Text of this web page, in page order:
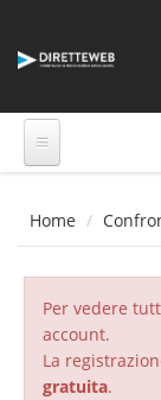
Home
Per vedere
account.
La
gratuita.